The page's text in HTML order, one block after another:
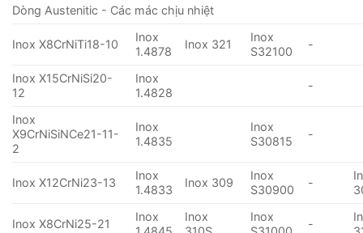
Dòng Austenitic - Các mác chịu nhiệt
Inox X8CrNiTi18-10
Inox
1.4878
Inox 321
Inox
S32100
-
Inox X15CrNiSi20-
12
Inox
1.4828
-
Inox
X9CrNiSiNCe21-11-
2
Inox
1.4835
Inox
S30815
-
Inox X12CrNi23-13
Inox
1.4833
Inox 309
Inox
S30900
-
Inox X8CrNi25-21
Inox
Inox
Inox
-